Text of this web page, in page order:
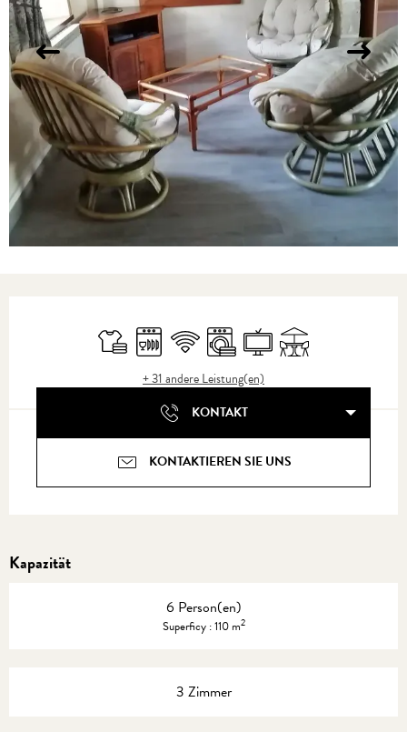
Bettwäsche und Laken
Geschirrspülmaschine
Wi-Fi Waschmaschine
Fernsehen
Terrasse
+ 31 andere Leistung(en)
KONTAKT
KONTAKTIEREN SIE UNS
Kapazität
6 Person(en)
Superficy : 110 m2
3 Zimmer